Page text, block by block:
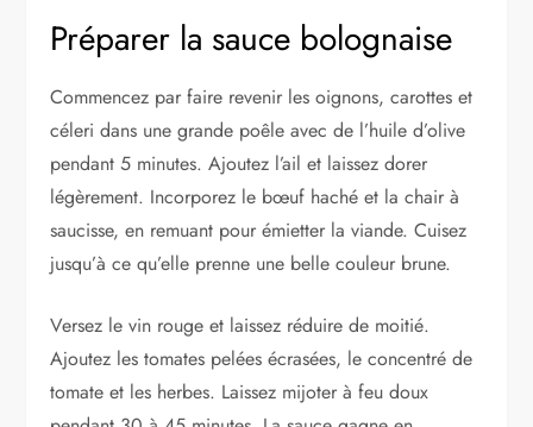
Préparer la sauce bolognaise
Commencez par faire revenir les oignons, carottes et
céleri dans une grande poêle avec de l’huile d’olive
pendant 5 minutes. Ajoutez l’ail et laissez dorer
légèrement. Incorporez le bœuf haché et la chair à
saucisse, en remuant pour émietter la viande. Cuisez
jusqu’à ce qu’elle prenne une belle couleur brune.
Versez le vin rouge et laissez réduire de moitié.
Ajoutez les tomates pelées écrasées, le concentré de
tomate et les herbes. Laissez mijoter à feu doux